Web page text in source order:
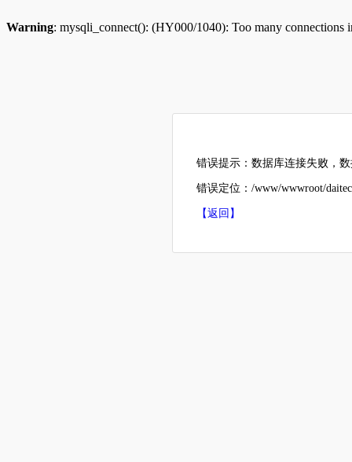
Warning: mysqli_connect(): (HY000/1040): Too many connections
错误提示：数据库连接失败，
错误定位：/www/wwwroot/
【返回】